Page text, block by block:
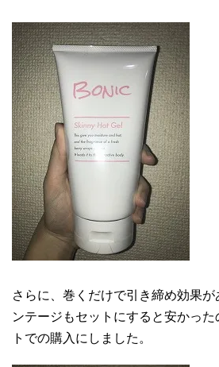
さらに、巻くだけで引き締め効果
ンテージもセットにすると安かっ
トでの購入にしました。